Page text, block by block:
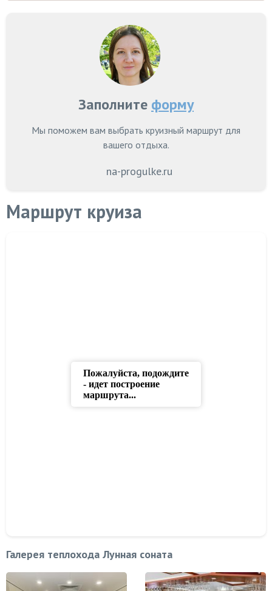
Заполните форму
Мы поможем вам выбрать круизный маршрут для
вашего отдыха.
na-progulke.ru
Маршрут круиза
Галерея теплохода Лунная соната